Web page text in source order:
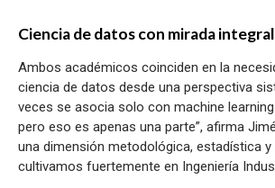
Ciencia de datos con mirada integral
Ambos académicos coinciden en la
ciencia de datos desde una perspectiva
veces se asocia solo con machine
pero eso es apenas una parte”, afirma
una dimensión metodológica, estadística y
cultivamos fuertemente en Ingeniería